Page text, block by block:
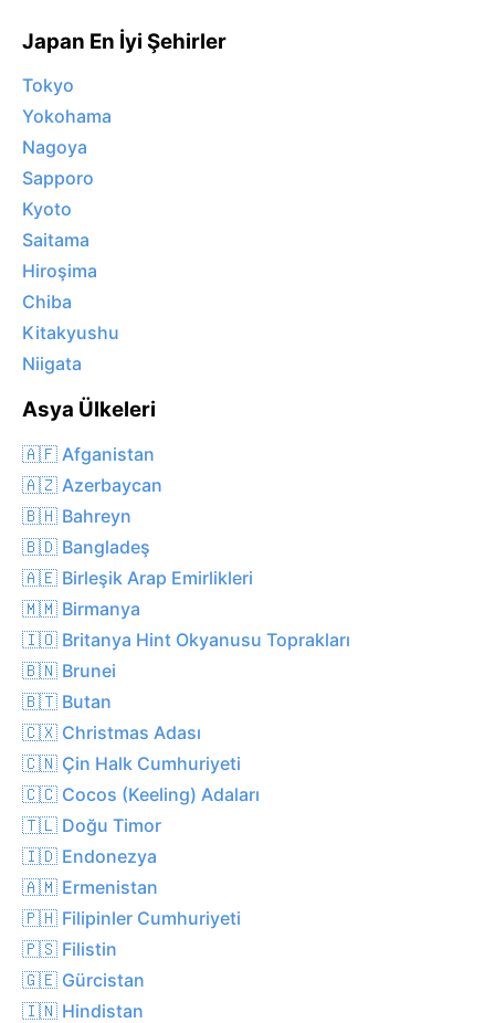
Japan En İyi Şehirler
Tokyo
Yokohama
Nagoya
Sapporo
Kyoto
Saitama
Hiroşima
Chiba
Kitakyushu
Niigata
Asya Ülkeleri
🇦🇫 Afganistan
🇦🇿 Azerbaycan
🇧🇭 Bahreyn
🇧🇩 Bangladeş
🇦🇪 Birleşik Arap Emirlikleri
🇲🇲 Birmanya
🇮🇴 Britanya Hint Okyanusu Toprakları
🇧🇳 Brunei
🇧🇹 Butan
🇨🇽 Christmas Adası
🇨🇳 Çin Halk Cumhuriyeti
🇨🇨 Cocos (Keeling) Adaları
🇹🇱 Doğu Timor
🇮🇩 Endonezya
🇦🇲 Ermenistan
🇵🇭 Filipinler Cumhuriyeti
🇵🇸 Filistin
🇬🇪 Gürcistan
🇮🇳 Hindistan